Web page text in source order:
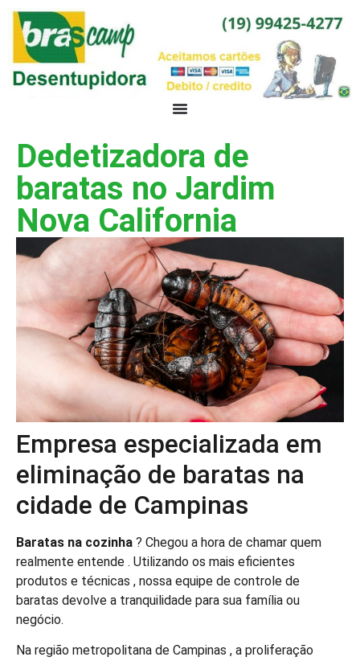
Dedetizadora de
baratas no Jardim
Nova California
Empresa especializada em
eliminação de baratas na
cidade de Campinas
Baratas na cozinha ? Chegou a hora de chamar quem
realmente entende . Utilizando os mais eficientes
produtos e técnicas , nossa equipe de controle de
baratas devolve a tranquilidade para sua família ou
negócio.
Na região metropolitana de Campinas , a proliferação